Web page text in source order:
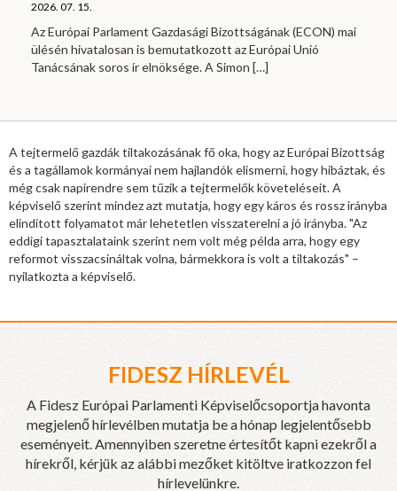
2026. 07. 15.
Az Európai Parlament Gazdasági Bizottságának (ECON) mai
ülésén hivatalosan is bemutatkozott az Európai Unió
Tanácsának soros ír elnöksége. A Simon […]
A tejtermelő gazdák tiltakozásának fő oka, hogy az Európai Bizottság
és a tagállamok kormányai nem hajlandók elismerni, hogy hibáztak, és
még csak napirendre sem tűzik a tejtermelők követeléseit. A
képviselő szerint mindez azt mutatja, hogy egy káros és rossz irányba
elindított folyamatot már lehetetlen visszaterelni a jó irányba. "Az
eddigi tapasztalataink szerint nem volt még példa arra, hogy egy
reformot visszacsináltak volna, bármekkora is volt a tiltakozás" –
nyilatkozta a képviselő.
FIDESZ HÍRLEVÉL
A Fidesz Európai Parlamenti Képviselőcsoportja havonta
megjelenő hírlevélben mutatja be a hónap legjelentősebb
eseményeit. Amennyiben szeretne értesítőt kapni ezekről a
hírekről, kérjük az alábbi mezőket kitöltve iratkozzon fel
hírlevelünkre.